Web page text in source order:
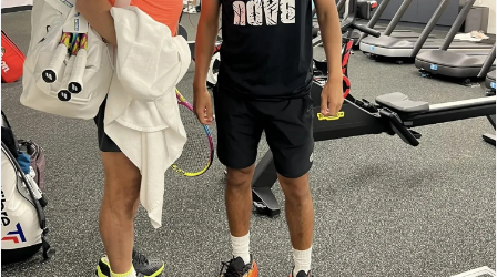
Đặt báo Quảng cáo Tòa soạn Chính sách bảo
Tổng biên tập: Nguyễn Ngọc Toàn
Phó tổng biên tập thường trực: Hải Thành
Phó tổng biên tập: Lâm Hiếu Dũng
Phó tổng biên tập: Trần Việt Hưng
Tổng thư ký tòa soạn: Đức Trung
Giấy phép xuất bản số 110/GP - BTTTT cấp ngày 24.3.2020
© 2003-2026 Bản quyền thuộc về Báo Thanh Niên. Cấm sao
chép dưới mọi hình thức nếu không có sự chấp thuận bằng văn
bản. Phát triển bởi ePi Technologies, JSC.